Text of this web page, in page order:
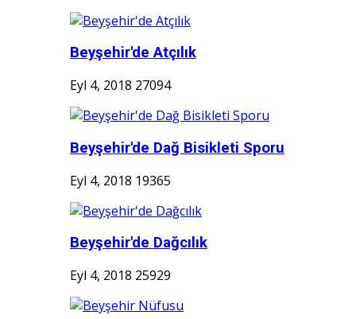
Beyşehir'de Atçılık
Eyl 4, 2018 27094
Beyşehir'de Dağ Bisikleti Sporu
Eyl 4, 2018 19365
Beyşehir'de Dağcılık
Eyl 4, 2018 25929